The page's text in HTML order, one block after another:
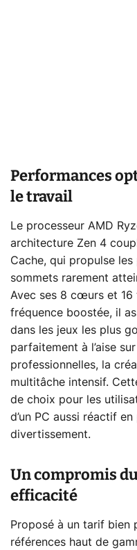
Performances
le travail
Le processeur AMD
architecture Zen 4
Cache, qui propulse
sommets rarement
Avec ses 8 cœurs et 16
fréquence boostée, il
dans les jeux les plus
parfaitement à l’aise
professionnelles, la
multitâche intensif.
de choix pour les
d’un PC aussi réactif
divertissement.
Un compromis
efficacité
Proposé à un tarif bien
références haut de